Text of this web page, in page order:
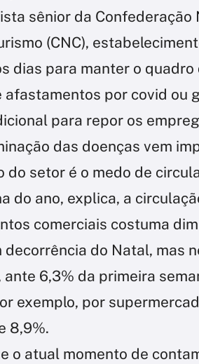
sênior da Confederação
(CNC),
dias para manter o quadro
por covid ou
para repor os
das doenças vem
setor é o medo de
do ano, explica, a
comerciais costuma
do Natal, mas
6,3% da primeira
exemplo, por
8,9%.
o atual momento de